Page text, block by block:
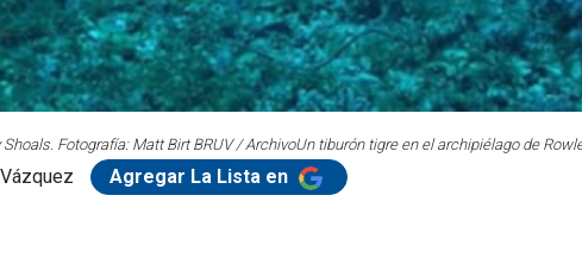
Fotografía: Matt Birt BRUV / ArchivoUn tiburón tigre en el archipiélago de
Agregar La Lista en